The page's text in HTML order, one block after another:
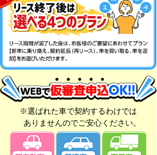
※選ばれた車で契約するわけでは
ありませんのでご安心ください。